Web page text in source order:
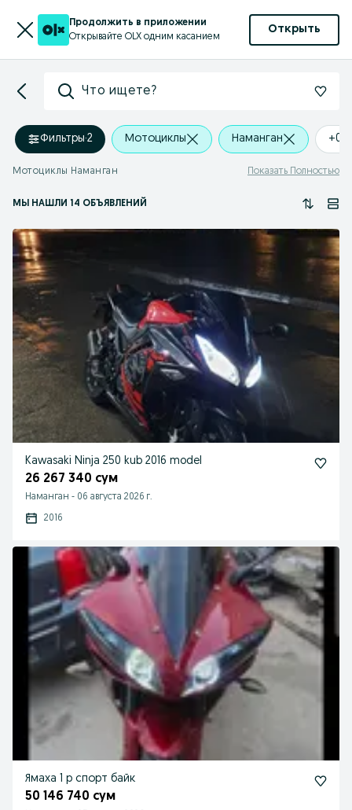
Продолжить в приложении
Открывайте OLX одним касанием
Открыть
Что ищете?
Фильтры·2 Мотоциклы Наманган +0
Мотоциклы Наманган Показать Полностью
МЫ НАШЛИ 14 ОБЪЯВЛЕНИЙ
Kawasaki Ninja 250 kub 2016 model
26 267 340 сум
Наманган - 06 августа 2026 г.
2016
Ямаха 1 р спорт байк
50 146 740 сум